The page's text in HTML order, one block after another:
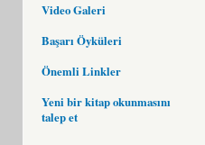
Video Galeri
Başarı Öyküleri
Önemli Linkler
Yeni bir kitap okunmasını
talep et